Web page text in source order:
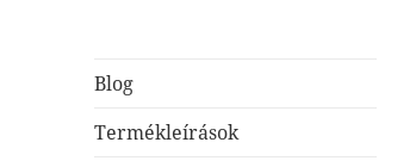
Blog
Termékleírások